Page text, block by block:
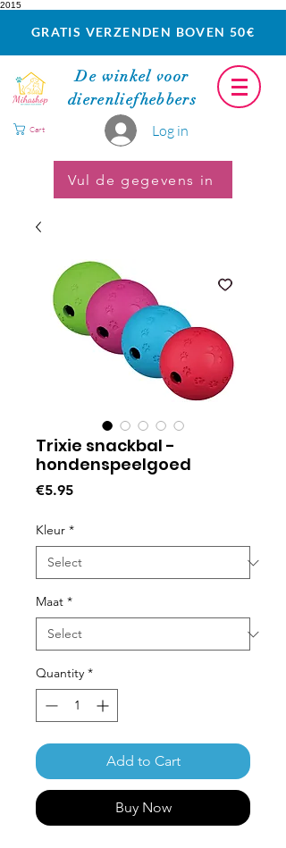
2015
GRATIS VERZENDEN BOVEN 50€
De winkel voor
dierenliefhebbers
Log in
Cart
Vul de gegevens in
Trixie snackbal -
hondenspeelgoed
€5.95Price
Kleur *
Maat *
Quantity *
Add to Cart
Buy Now